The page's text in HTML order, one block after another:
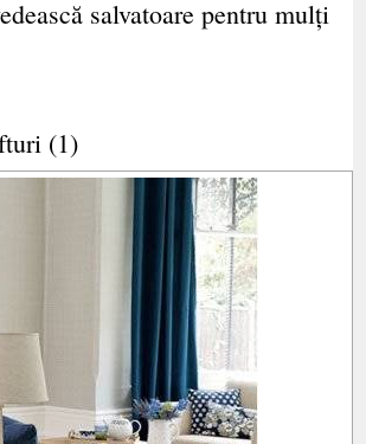
salvatoare pentru mulți
(1)